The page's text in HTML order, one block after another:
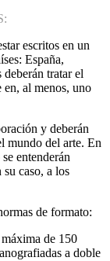
escritos en un
España,
tratar el
en, al menos, uno
y deberán
mundo del arte. En
entenderán
caso, a los
de formato:
de 150
a doble